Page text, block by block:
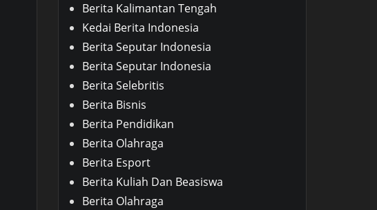
Berita Kalimantan Tengah
Kedai Berita Indonesia
Berita Seputar Indonesia
Berita Seputar Indonesia
Berita Selebritis
Berita Bisnis
Berita Pendidikan
Berita Olahraga
Berita Esport
Berita Kuliah Dan Beasiswa
Berita Olahraga